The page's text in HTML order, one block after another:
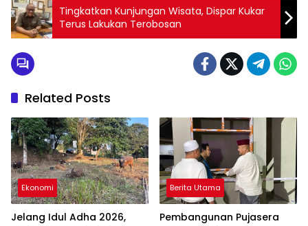
Tingkatkan Kunjungan Wisata, Dispar Kukar
Terus Lakukan Terobosan
Related Posts
Ekonomi
Jelang Idul Adha 2026,
Berita Utama
Pembangunan Pujasera